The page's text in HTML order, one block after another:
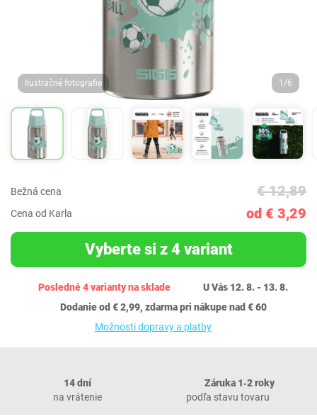
Ilustračné fotografie 1/6
Bežná cena € 12,89
Cena od Karla od € 3,29
Vyberte si z 4 variant
Posledné 4 varianty na sklade
U Vás 12. 8. - 13. 8.
Dodanie od € 2,99, zdarma pri nákupe nad € 60
Možnosti dopravy a platby
14 dní
na vrátenie
Záruka 1‐2 roky
podľa stavu tovaru